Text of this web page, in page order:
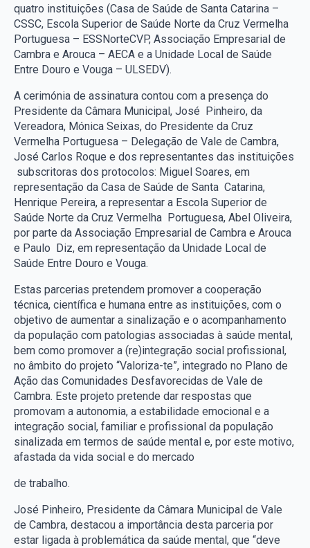
quatro instituições (Casa de Saúde de Santa Catarina –
CSSC, Escola Superior de Saúde Norte da Cruz Vermelha
Portuguesa – ESSNorteCVP, Associação Empresarial de
Cambra e Arouca – AECA e a Unidade Local de Saúde
Entre Douro e Vouga – ULSEDV).
A cerimónia de assinatura contou com a presença do
Presidente da Câmara Municipal, José Pinheiro, da
Vereadora, Mónica Seixas, do Presidente da Cruz
Vermelha Portuguesa – Delegação de Vale de Cambra,
José Carlos Roque e dos representantes das instituições
subscritoras dos protocolos: Miguel Soares, em
representação da Casa de Saúde de Santa Catarina,
Henrique Pereira, a representar a Escola Superior de
Saúde Norte da Cruz Vermelha Portuguesa, Abel Oliveira,
por parte da Associação Empresarial de Cambra e Arouca
e Paulo Diz, em representação da Unidade Local de
Saúde Entre Douro e Vouga.
Estas parcerias pretendem promover a cooperação
técnica, científica e humana entre as instituições, com o
objetivo de aumentar a sinalização e o acompanhamento
da população com patologias associadas à saúde mental,
bem como promover a (re)integração social profissional,
no âmbito do projeto “Valoriza-te”, integrado no Plano de
Ação das Comunidades Desfavorecidas de Vale de
Cambra. Este projeto pretende dar respostas que
promovam a autonomia, a estabilidade emocional e a
integração social, familiar e profissional da população
sinalizada em termos de saúde mental e, por este motivo,
afastada da vida social e do mercado
de trabalho.
José Pinheiro, Presidente da Câmara Municipal de Vale
de Cambra, destacou a importância desta parceria por
estar ligada à problemática da saúde mental, que “deve